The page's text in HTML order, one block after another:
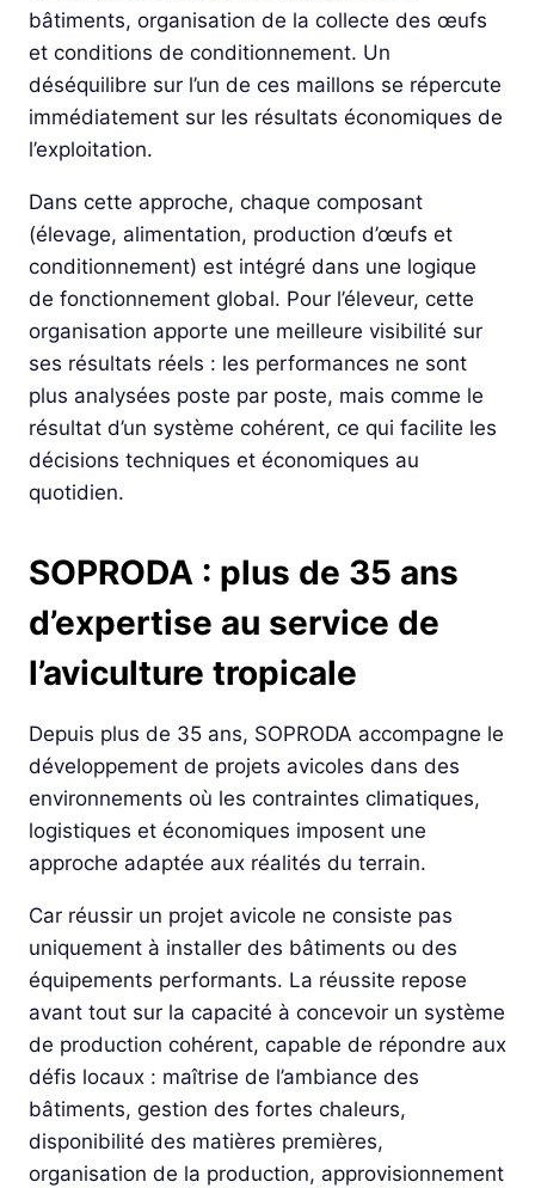
bâtiments, organisation de la collecte des œufs
et conditions de conditionnement. Un
déséquilibre sur l’un de ces maillons se répercute
immédiatement sur les résultats économiques de
l’exploitation.
Dans cette approche, chaque composant
(élevage, alimentation, production d’œufs et
conditionnement) est intégré dans une logique
de fonctionnement global. Pour l’éleveur, cette
organisation apporte une meilleure visibilité sur
ses résultats réels : les performances ne sont
plus analysées poste par poste, mais comme le
résultat d’un système cohérent, ce qui facilite les
décisions techniques et économiques au
quotidien.
SOPRODA : plus de 35 ans
d’expertise au service de
l’aviculture tropicale
Depuis plus de 35 ans, SOPRODA accompagne le
développement de projets avicoles dans des
environnements où les contraintes climatiques,
logistiques et économiques imposent une
approche adaptée aux réalités du terrain.
Car réussir un projet avicole ne consiste pas
uniquement à installer des bâtiments ou des
équipements performants. La réussite repose
avant tout sur la capacité à concevoir un système
de production cohérent, capable de répondre aux
défis locaux : maîtrise de l’ambiance des
bâtiments, gestion des fortes chaleurs,
disponibilité des matières premières,
organisation de la production, approvisionnement